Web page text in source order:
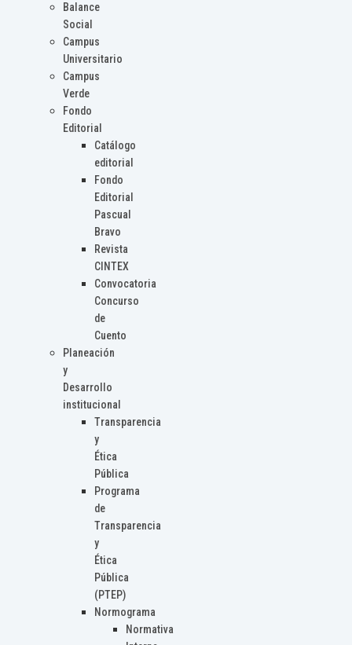
Balance
Social
Campus
Universitario
Campus
Verde
Fondo
Editorial
Catálogo
editorial
Fondo
Editorial
Pascual
Bravo
Revista
CINTEX
Convocatoria
Concurso
de
Cuento
Planeación
y
Desarrollo
institucional
Transparencia
y
Ética
Pública
Programa
de
Transparencia
y
Ética
Pública
(PTEP)
Normograma
Normativa